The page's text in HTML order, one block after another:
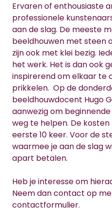
Ervaren of enthousiaste
professionele
aan de slag. De meeste
beeldhouwen met steen
zijn ook met klei bezig.
het werk. Het is dan ook
inspirerend om elkaar te
prikkelen. Op de
beeldhouwdocent Hugo
aanwezig om
weg te helpen. De kosten
eerste 10 keer. Voor de
waarmee je aan de slag
apart betalen.
Heb je interesse om
Neem dan contact op
contactformulier.